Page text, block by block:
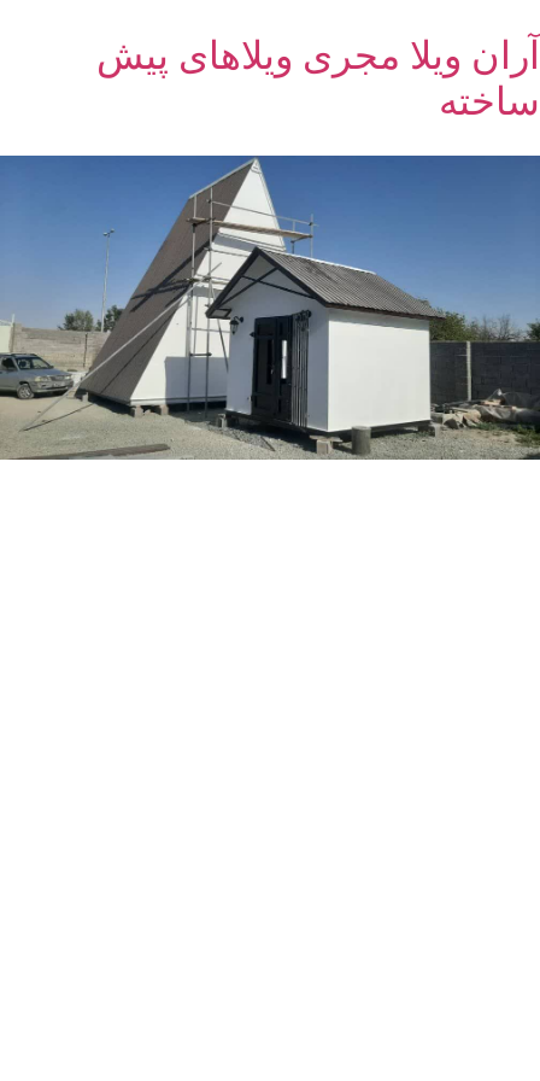
آران ویلا مجری ویلاهای پیش
ساخته